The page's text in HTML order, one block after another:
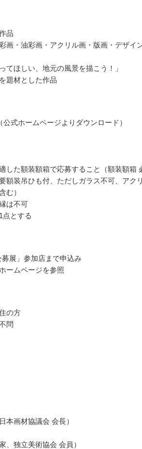
品
画・油彩画・アクリル画・版画・デザイ
てほしい、地元の風景を描こう！」
題材とした作品
公式ホームページよりダウンロード）
した額装額箱で応募すること（額装額箱
額装吊ひも付、ただしガラス不可、アク
む）
は不可
とする
募展」参加店まで申込み
ームページを参照
の方
問
本画材協議会 会長）
、独立美術協会 会員）